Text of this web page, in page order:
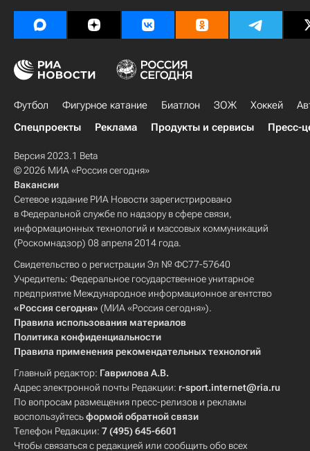
Футбол Фигурное катание Биатлон ЗОЖ Хоккей
Спецпроекты
Реклама Продукты и сервисы Пресс-
Версия 2023.1 Beta
© 2026 МИА «Россия сегодня»
Вакансии
Сетевое издание РИА Новости зарегистрировано
в Федеральной службе по надзору в сфере связи,
информационных технологий и массовых коммуникаций
(Роскомнадзор) 08 апреля 2014 года.
Свидетельство о регистрации Эл № ФС77-57640
Учредитель: Федеральное государственное унитарное
предприятие Международное информационное агентство
«Россия сегодня» (МИА «Россия сегодня»).
Правила использования материалов
Политика конфиденциальности
Правила применения рекомендательных технологий
Главный редактор: Гаврилова А.В.
Адрес электронной почты Редакции: r-sport.internet@ria.ru
По вопросам размещения пресс-релизов и рекламы
воспользуйтесьформой обратной связи
Телефон Редакции: 7 (495) 645-6601
Чтобы связаться с редакцией или сообщить обо всех